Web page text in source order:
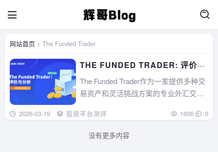
网站首页 > The Funded Trader
THE FUNDED TRADER: 评价与
分析
The Funded Trader作为一家提供多种交
易资产和灵活挑战方案的专业外汇交易
认可度。...
2026-03-19 投资平台测评 1606 0
没有更多内容